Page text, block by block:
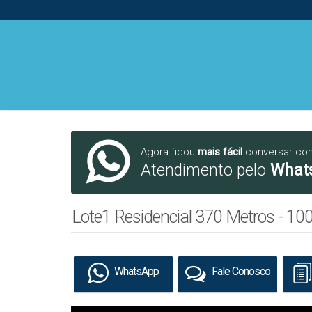
Agora ficou mais fácil conversar
Atendimento pelo
Lote1 Residencial 370 Metros -
WhatsApp Fale Conosco